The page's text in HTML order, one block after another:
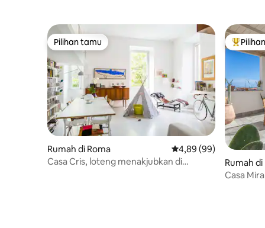
Pilihan tamu
Pilihan tamu
Rumah di Roma Nilai rata-rata 4,89 dari
4,89 (99)
Casa Cris, loteng menakjubkan di
Pilihan
Rumah
Casa